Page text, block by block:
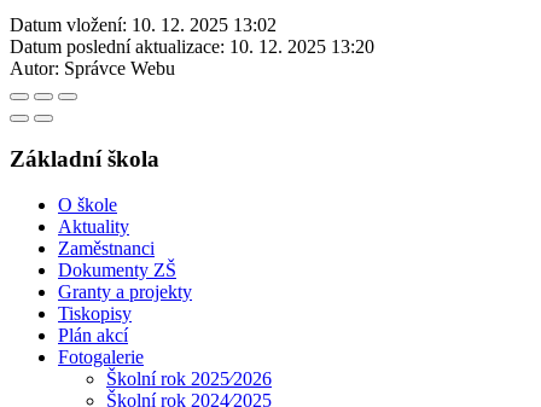
Datum vložení: 10. 12. 2025 13:02
Datum poslední aktualizace: 10. 12. 2025 13:20
Autor: Správce Webu
Základní škola
O škole
Aktuality
Zaměstnanci
Dokumenty ZŠ
Granty a projekty
Tiskopisy
Plán akcí
Fotogalerie
Školní rok 2025⁄2026
Školní rok 2024⁄2025